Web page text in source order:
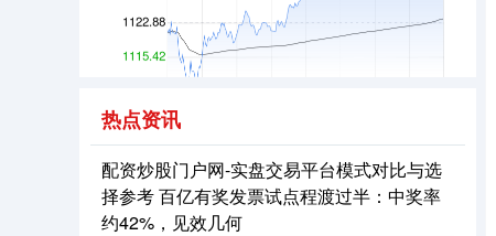
创业板指
热点资讯
配资炒股门户网-实盘交易平台模式对比与选
择参考 百亿有奖发票试点程渡过半：中奖率
约42%，见效几何